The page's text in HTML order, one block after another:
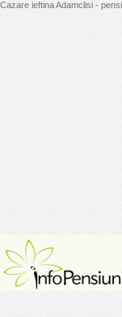
Cazare ieftina Adamclisi -